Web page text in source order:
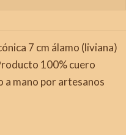
7 cm álamo (liviana)
100% cuero
a mano por artesanos